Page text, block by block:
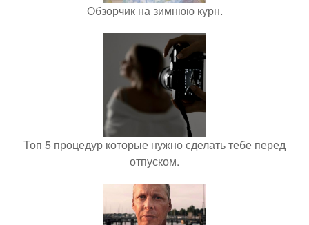
Обзорчик на зимнюю курн.
Топ 5 процедур которые нужно сделать тебе перед
отпуском.